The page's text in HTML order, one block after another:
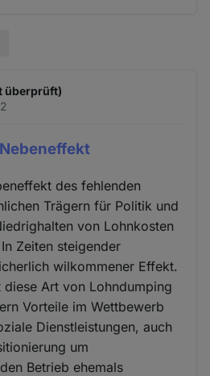
überprüft)
des fehlenden
Trägern für Politik und
von Lohnkosten
Zeiten steigender
wilkommener Effekt.
Art von Lohndumping
Vorteile im Wettbewerb
Dienstleistungen, auch
um
Betrieb ehemals